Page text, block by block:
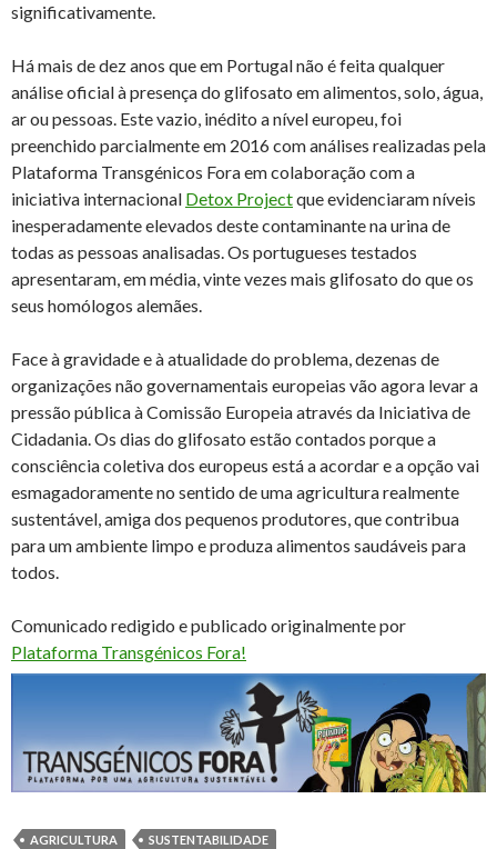
significativamente.
Há mais de dez anos que em Portugal não é feita qualquer
análise oficial à presença do glifosato em alimentos, solo, água,
ar ou pessoas. Este vazio, inédito a nível europeu, foi
preenchido parcialmente em 2016 com análises realizadas pela
Plataforma Transgénicos Fora em colaboração com a
iniciativa internacional Detox Projectque evidenciaram níveis
inesperadamente elevados deste contaminante na urina de
todas as pessoas analisadas. Os portugueses testados
apresentaram, em média, vinte vezes mais glifosato do que os
seus homólogos alemães.
Face à gravidade e à atualidade do problema, dezenas de
organizações não governamentais europeias vão agora levar a
pressão pública à Comissão Europeia através da Iniciativa de
Cidadania. Os dias do glifosato estão contados porque a
consciência coletiva dos europeus está a acordar e a opção vai
esmagadoramente no sentido de uma agricultura realmente
sustentável, amiga dos pequenos produtores, que contribua
para um ambiente limpo e produza alimentos saudáveis para
todos.
Comunicado redigido e publicado originalmente por
Plataforma Transgénicos Fora!
AGRICULTURA SUSTENTABILIDADE